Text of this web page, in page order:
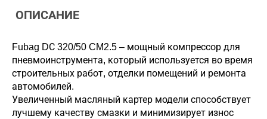
ОПИСАНИЕ
Fubag DС 320/50 CM2.5 – мощный компрессор для
пневмоинструмента, который используется во время
строительных работ, отделки помещений и ремонта
автомобилей.
Увеличенный масляный картер модели способствует
лучшему качеству смазки и минимизирует износ